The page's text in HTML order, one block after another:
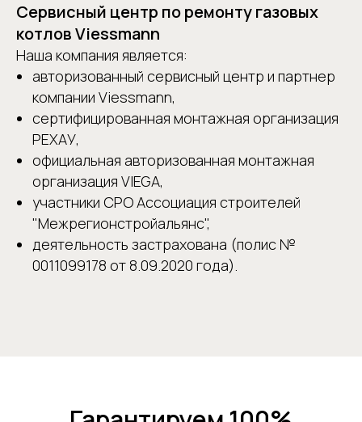
Сервисный центр по ремонту газовых
котлов Viessmann
Наша компания является:
авторизованный сервисный центр и партнер
компании Viessmann,
сертифицированная монтажная организация
РЕХАУ,
официальная авторизованная монтажная
организация VIEGA,
участники СРО Ассоциация строителей
"Межрегионстройальянс",
деятельность застрахована (полис №
0011099178 от 8.09.2020 года).